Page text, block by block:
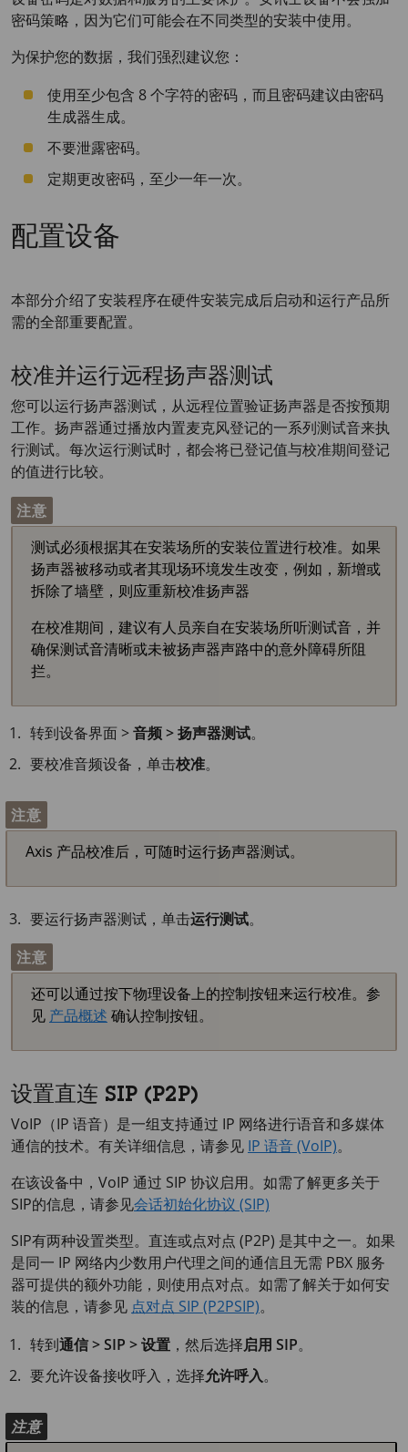
密码策略，因为它们可能会在不同类型的安装中使用。
为保护您的数据，我们强烈建议您：
使用至少包含 8 个字符的密码，而且密码建议由密码
生成器生成。
不要泄露密码。
定期更改密码，至少一年一次。
配置设备
本部分介绍了安装程序在硬件安装完成后启动和运行产品所
需的全部重要配置。
校准并运行远程扬声器测试
您可以运行扬声器测试，从远程位置验证扬声器是否按预期
工作。扬声器通过播放内置麦克风登记的一系列测试音来执
行测试。每次运行测试时，都会将已登记值与校准期间登记
的值进行比较。
注意
测试必须根据其在安装场所的安装位置进行校准。如果
扬声器被移动或者其现场环境发生改变，例如，新增或
拆除了墙壁，则应重新校准扬声器
在校准期间，建议有人员亲自在安装场所听测试音，并
确保测试音清晰或未被扬声器声路中的意外障碍所阻
拦。
转到设备界面 >音频 > 扬声器测试。
要校准音频设备，单击校准。
注意
Axis 产品校准后，可随时运行扬声器测试。
要运行扬声器测试，单击运行测试。
注意
还可以通过按下物理设备上的控制按钮来运行校准。参
见 产品概述 确认控制按钮。
设置直连 SIP (P2P)
VoIP（IP 语音）是一组支持通过 IP 网络进行语音和多媒体
通信的技术。有关详细信息，请参见 IP 语音 (VoIP)。
在该设备中，VoIP 通过 SIP 协议启用。如需了解更多关于
SIP的信息，请参见会话初始化协议 (SIP)
SIP有两种设置类型。直连或点对点 (P2P) 是其中之一。如果
是同一 IP 网络内少数用户代理之间的通信且无需 PBX 服务
器可提供的额外功能，则使用点对点。如需了解关于如何安
装的信息，请参见 点对点 SIP (P2PSIP)。
转到通信 > SIP > 设置 ，然后选择启用 SIP。
要允许设备接收呼入，选择允许呼入。
注意